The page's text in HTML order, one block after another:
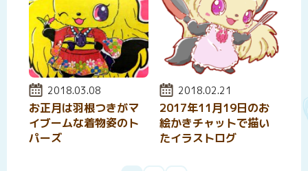
投稿日:
2018.03.08
お正月は羽根つきがマ
イブームな着物姿のト
パーズ
投稿日:
2018.02.21
2017年11月19日のお
絵かきチャットで描い
たイラストログ